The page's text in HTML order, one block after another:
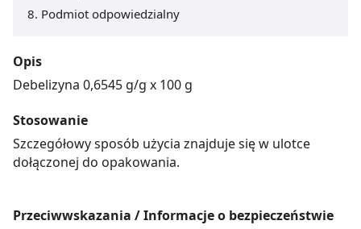
Podmiot odpowiedzialny
Opis
Debelizyna 0,6545 g/g x 100 g
Stosowanie
Szczegółowy sposób użycia znajduje się w ulotce
dołączonej do opakowania.
Przeciwwskazania / Informacje o bezpieczeństwie